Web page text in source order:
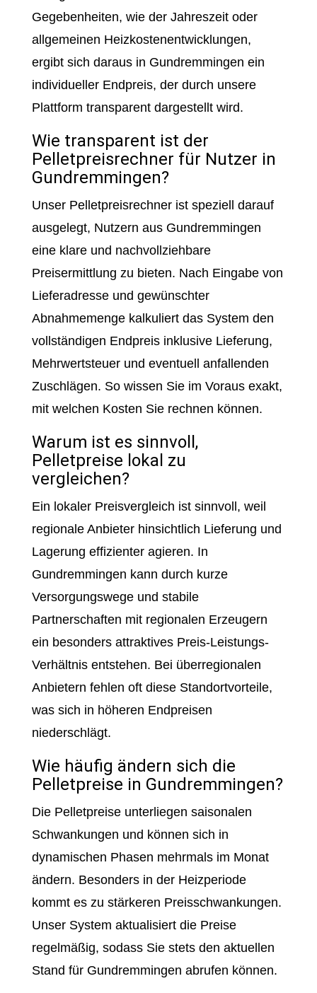
Gegebenheiten, wie der Jahreszeit oder
allgemeinen Heizkostenentwicklungen,
ergibt sich daraus in Gundremmingen ein
individueller Endpreis, der durch unsere
Plattform transparent dargestellt wird.
Wie transparent ist der
Pelletpreisrechner für Nutzer in
Gundremmingen?
Unser Pelletpreisrechner ist speziell darauf
ausgelegt, Nutzern aus Gundremmingen
eine klare und nachvollziehbare
Preisermittlung zu bieten. Nach Eingabe von
Lieferadresse und gewünschter
Abnahmemenge kalkuliert das System den
vollständigen Endpreis inklusive Lieferung,
Mehrwertsteuer und eventuell anfallenden
Zuschlägen. So wissen Sie im Voraus exakt,
mit welchen Kosten Sie rechnen können.
Warum ist es sinnvoll,
Pelletpreise lokal zu
vergleichen?
Ein lokaler Preisvergleich ist sinnvoll, weil
regionale Anbieter hinsichtlich Lieferung und
Lagerung effizienter agieren. In
Gundremmingen kann durch kurze
Versorgungswege und stabile
Partnerschaften mit regionalen Erzeugern
ein besonders attraktives Preis-Leistungs-
Verhältnis entstehen. Bei überregionalen
Anbietern fehlen oft diese Standortvorteile,
was sich in höheren Endpreisen
niederschlägt.
Wie häufig ändern sich die
Pelletpreise in Gundremmingen?
Die Pelletpreise unterliegen saisonalen
Schwankungen und können sich in
dynamischen Phasen mehrmals im Monat
ändern. Besonders in der Heizperiode
kommt es zu stärkeren Preisschwankungen.
Unser System aktualisiert die Preise
regelmäßig, sodass Sie stets den aktuellen
Stand für Gundremmingen abrufen können.